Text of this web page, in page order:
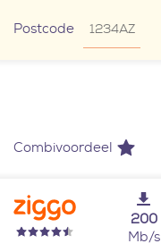
Postcode
Combivoordeel
200
Mb/s